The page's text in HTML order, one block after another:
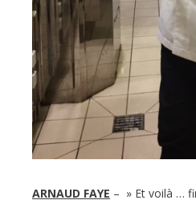
ARNAUD FAYE – » Et voilà …